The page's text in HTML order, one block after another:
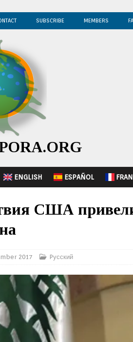
SUBSCRIBE MEMBERS
ENGLISH ESPAÑOL
США
2017 Pусский